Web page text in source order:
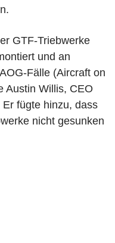
GTF-Triebwerke
und an
Fälle (Aircraft on
Austin Willis, CEO
fügte hinzu, dass
nicht gesunken